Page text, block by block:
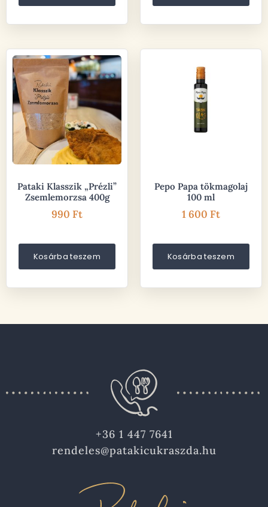
Pataki Klasszik „Prézli”
Zsemlemorzsa 400g
990 Ft
Kosárba teszem
Pepo Papa tökmagolaj
100 ml
1 600 Ft
Kosárba teszem
+36 1 447 7641
rendeles@patakicukraszda.hu